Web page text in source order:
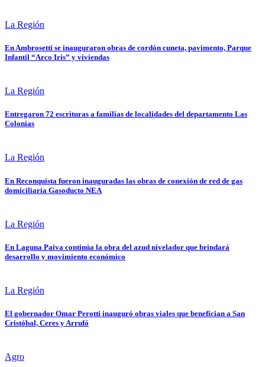
La Región
En Ambrosetti se inauguraron obras de cordón cuneta, pavimento, Parque
Infantil “Arco Iris” y viviendas
La Región
Entregaron 72 escrituras a familias de localidades del departamento Las
Colonias
La Región
En Reconquista fueron inauguradas las obras de conexión de red de gas
domiciliaria Gasoducto NEA
La Región
En Laguna Paiva continúa la obra del azud nivelador que brindará
desarrollo y movimiento económico
La Región
El gobernador Omar Perotti inauguró obras viales que benefician a San
Cristóbal, Ceres y Arrufó
Agro